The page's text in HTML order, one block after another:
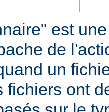
est
de
un
fichiers ont